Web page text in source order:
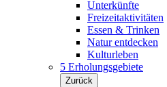
Unterkünfte
Freizeitaktivitäten
Essen & Trinken
Natur entdecken
Kulturleben
5 Erholungsgebiete
Zurück